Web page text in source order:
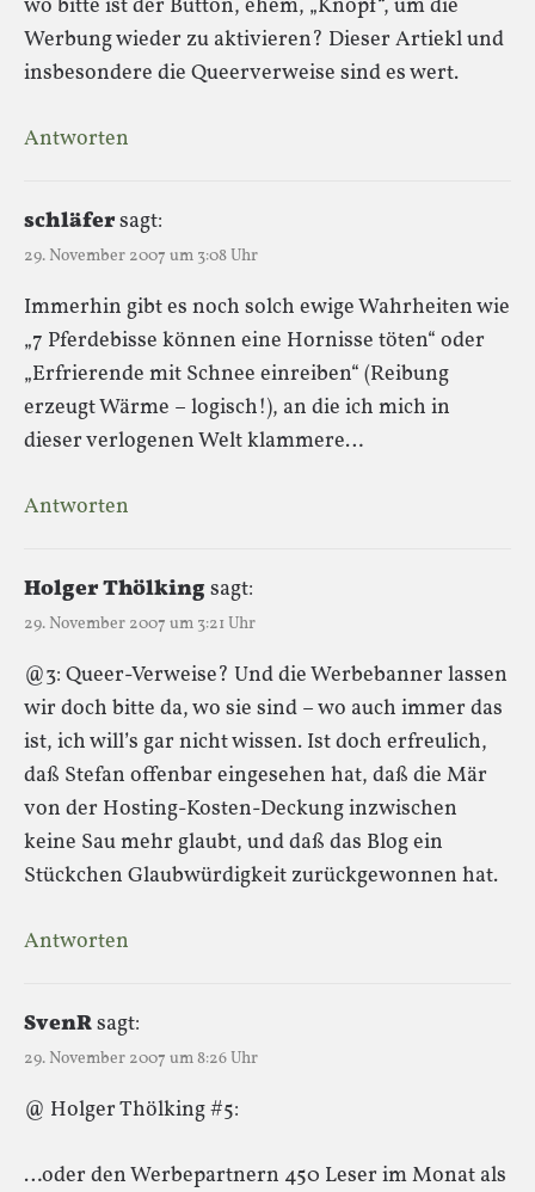
wo bitte ist der Button, ehem, „Knopf“, um die
Werbung wieder zu aktivieren? Dieser Artiekl und
insbesondere die Queerverweise sind es wert.
Antworten
schläfersagt:
29. November 2007 um 3:08 Uhr
Immerhin gibt es noch solch ewige Wahrheiten wie
„7 Pferdebisse können eine Hornisse töten“ oder
„Erfrierende mit Schnee einreiben“ (Reibung
erzeugt Wärme – logisch!), an die ich mich in
dieser verlogenen Welt klammere…
Antworten
Holger Thölkingsagt:
29. November 2007 um 3:21 Uhr
@3: Queer-Verweise? Und die Werbebanner lassen
wir doch bitte da, wo sie sind – wo auch immer das
ist, ich will’s gar nicht wissen. Ist doch erfreulich,
daß Stefan offenbar eingesehen hat, daß die Mär
von der Hosting-Kosten-Deckung inzwischen
keine Sau mehr glaubt, und daß das Blog ein
Stückchen Glaubwürdigkeit zurückgewonnen hat.
Antworten
SvenRsagt:
29. November 2007 um 8:26 Uhr
@ Holger Thölking #5:
…oder den Werbepartnern 450 Leser im Monat als